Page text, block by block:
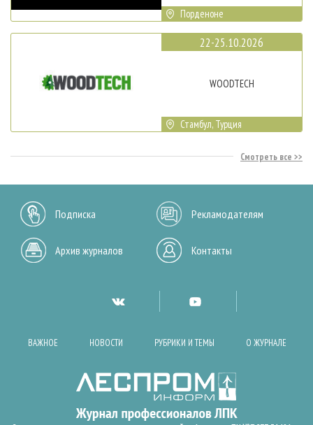
Порденоне
22-25.10.2026
WOODTECH
Стамбул, Турция
Смотреть все
Подписка Рекламодателям
Архив журналов Контакты
ВАЖНОЕ НОВОСТИ РУБРИКИ И ТЕМЫ О ЖУРНАЛЕ